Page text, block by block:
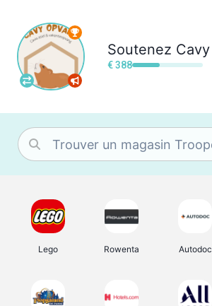
Soutenez
€ 388
Lego Rowenta Autodoc